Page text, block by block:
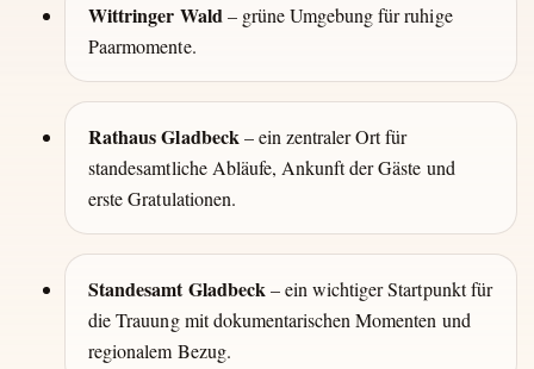
Wittringer Wald– grüne Umgebung für ruhige
Paarmomente.
Rathaus Gladbeck– ein zentraler Ort für
standesamtliche Abläufe, Ankunft der Gäste und
erste Gratulationen.
Standesamt Gladbeck– ein wichtiger Startpunkt für
die Trauung mit dokumentarischen Momenten und
regionalem Bezug.